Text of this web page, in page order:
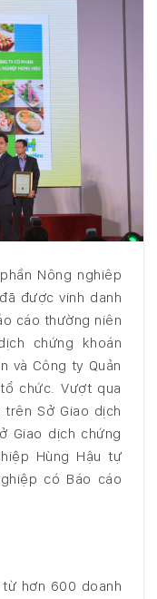
Nông nghiêp
được vinh danh
cáo thường niên
chứng khoán
và Công ty Quản
chức. Vượt qua
Sở Giao dịch
Giao dịch chứng
Hùng Hậu tự
có Báo cáo
hơn 600 doanh